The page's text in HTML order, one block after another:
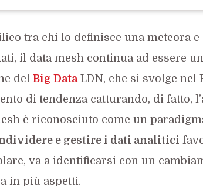
tra chi lo definisce una meteora
il data mesh continua ad essere
del Big DataLDN, che si svolge nel
di tendenza catturando, di fatto,
è riconosciuto come un
e gestire i dati analitici
va a identificarsi con un
in più aspetti.